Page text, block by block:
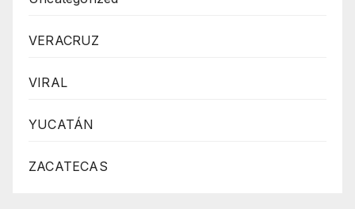
VERACRUZ
VIRAL
YUCATÁN
ZACATECAS